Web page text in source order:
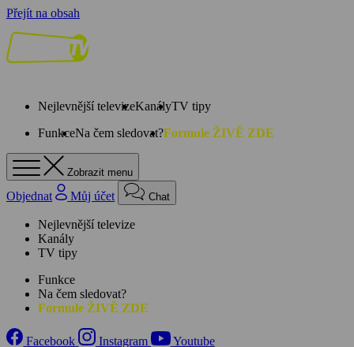
Přejít na obsah
Nejlevnější televizeKanályTV tipy
FunkceNa čem sledovat?Formule ŽIVĚ ZDE
Zobrazit menu
Objednat Můj účet Chat
Nejlevnější televize
Kanály
TV tipy
Funkce
Na čem sledovat?
Formule ŽIVĚ ZDE
Facebook Instagram
Youtube